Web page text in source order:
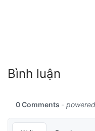
Bình luận